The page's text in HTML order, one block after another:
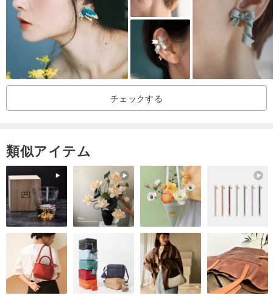
●リングサイズの測り方＆対照表
す。ご注文時にご希望の「メートル法サイズ」をご記入ください。
リングサイズはハーフサイズも製作可能です。
国やブランドによってサイズ数値が異なるため、宝石店などで測っ
たことがある場合でも、以下の複数の方法で測り比べて正確性を高
めることをお勧めします。
✽測り方
1. お手持ちのリングを定規の上に置き、リングの「内径」（リング
の厚みを含まない）を測り、下の表の「内径」と照合します。
チェックする
類似アイテム